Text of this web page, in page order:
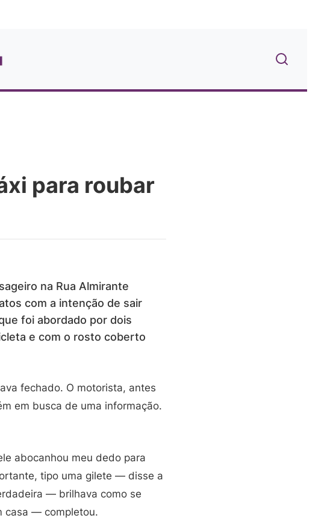
para roubar
na Rua Almirante
com a intenção de sair
foi abordado por dois
e com o rosto coberto
fechado. O motorista, antes
em busca de uma informação.
abocanhou meu dedo para
tipo uma gilete — disse a
— brilhava como se
casa — completou.